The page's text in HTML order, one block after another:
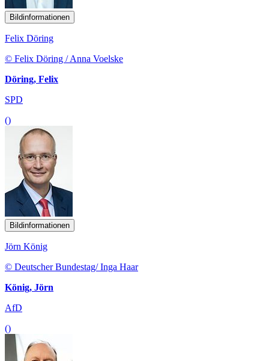
Bildinformationen
Felix Döring
© Felix Döring / Anna Voelske
Döring, Felix
SPD
()
Bildinformationen
Jörn König
© Deutscher Bundestag/ Inga Haar
König, Jörn
AfD
()